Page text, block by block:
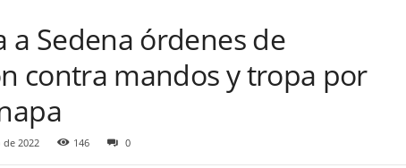
a Sedena órdenes de
contra mandos y tropa por
2022 146 0